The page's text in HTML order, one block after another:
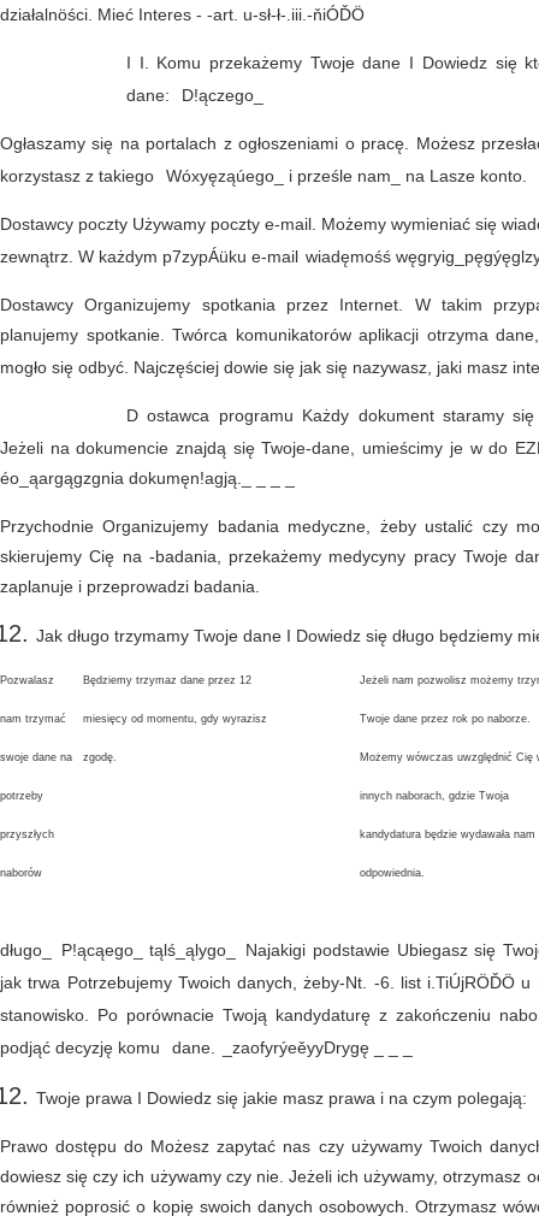
działalnöści. Mieć Interes - -art. u-sł-ł-.iii.-ňiÓĎÖ
I I. Komu przekażemy Twoje dane I Dowiedz się
dane:
D!ączego_
Ogłaszamy się na portalach z ogłoszeniami o pracę. Możesz
korzystasz z takiego
Wóxyęząúego_ i prześle nam_ na Lasze konto.
Dostawcy poczty Używamy poczty e-mail. Możemy wymieniać się
zewnątrz. W każdym p7zypÁüku e-mail wiadęmośś
Dostawcy Organizujemy spotkania przez Internet. W takim
planujemy spotkanie. Twórca komunikatorów aplikacji otrzyma
mogło się odbyć. Najczęściej dowie się jak się nazywasz, jaki masz
D ostawca programu Każdy dokument staramy
Jeżeli na dokumencie znajdą się Twoje-dane, umieścimy je w do
éo_ąargągzgnia dokumęn!agją._ _ _ _
Przychodnie Organizujemy badania medyczne, żeby ustalić czy
skierujemy Cię na -badania, przekażemy medycyny pracy Twoje
zaplanuje i przeprowadzi badania.
Jak długo trzymamy Twoje dane I Dowiedz się długo będziemy
Pozwalasz Będziemy trzymaz dane przez 12 Jeżeli nam pozwolisz możemy
nam trzymać miesięcy od momentu, gdy wyrazisz Twoje dane przez rok po naborze.
swoje dane na zgodę. Możemy wówczas uwzględnić Cię
potrzeby innych naborach, gdzie Twoja
przyszłych kandydatura będzie wydawała nam
naborów odpowiednia.
długo_ P!ącąego_ tąlś_ąlygo_
Najakigi podstawie Ubiegasz się
jak trwa Potrzebujemy Twoich danych, żeby-Nt. -6. list i.TiÚjRÖĎÖ
stanowisko. Po porównacie Twoją kandydaturę z zakończeniu
podjąć decyzję komu
dane. _zaofyrýeěyyDrygę _ _ _
Twoje prawa I Dowiedz się jakie masz prawa i na czym polegają:
Prawo dostępu do Możesz zapytać nas czy używamy Twoich
dowiesz się czy ich używamy czy nie. Jeżeli ich używamy, otrzymasz
również poprosić o kopię swoich danych osobowych. Otrzymasz